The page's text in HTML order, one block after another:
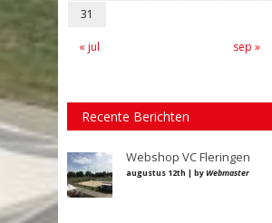
31
« jul sep »
Recente Berichten
Webshop VC Fleringen
augustus 12th | byWebmaster